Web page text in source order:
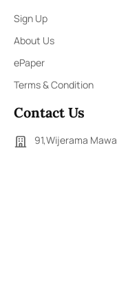
Sign Up
About Us
ePaper
Terms & Condition
Contact Us
91,Wijerama